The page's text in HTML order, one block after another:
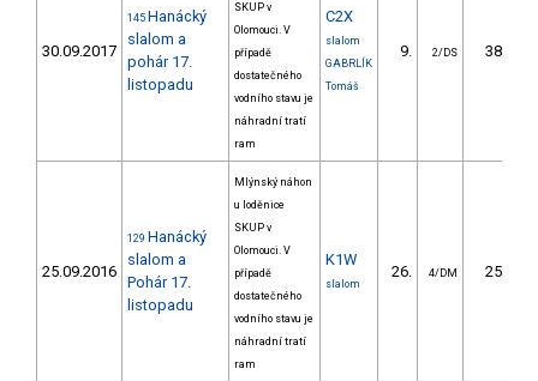
30.09.2017
145 Hanácký
slalom a
pohár 17.
listopadu
SKUP v
Olomouci. V
případě
dostatečného
vodního stavu je
náhradní tratí
ram
C2X
slalom
GABRLÍK
Tomáš
9. 2/DS 38.10
25.09.2016
129 Hanácký
slalom a
Pohár 17.
listopadu
Mlýnský náhon
u loděnice
SKUP v
Olomouci. V
případě
dostatečného
vodního stavu je
náhradní tratí
ram
K1W
slalom
26. 4/DM 25.10